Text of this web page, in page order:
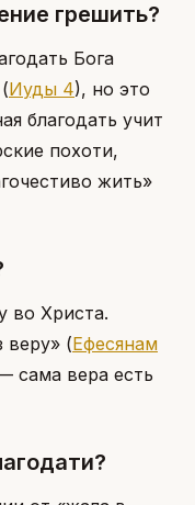
грешить?
Бога
(Иуды 4), но это
благодать учит
похоти,
жить»
во Христа.
веру» (Ефесянам
сама вера есть